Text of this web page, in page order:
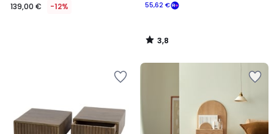
139,00 € -12% 55,62 €
3,8
/